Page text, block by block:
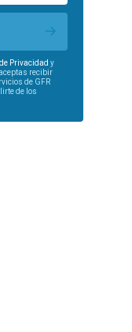
Privacidad y
recibir
de GFR
de los